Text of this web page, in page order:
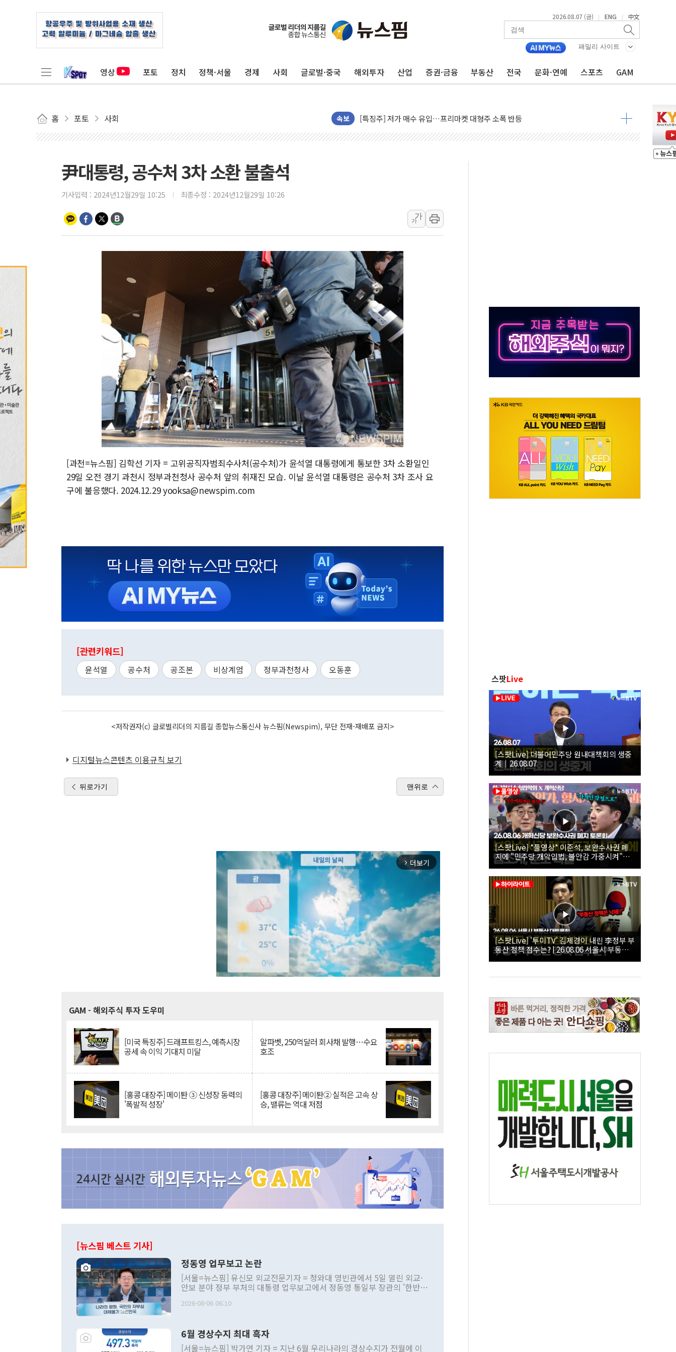
2026.08.07 (금) | ENG | 中文
패밀리 사이트
영상 포토 정치 정책·서울 경제 사회 글로벌·중국 해외투자 산업 증권·금융 부동산 전국 문화·연예 스포츠 GAM
홈 포토 사회 속보
폭염에 하루 온열질환자 208명…누적 사망자 23명·가축 83만마리 폐사
[특징주] 저가 매수 유입…프리마켓 대형주 소폭 반등
이란 협상단장, 트럼프 'TACO' 조롱 "쇼외교...더 이상 필요 없다"
네이버, AI 투자로 숨 고르기…매출 16% 늘고 영업이익은 제자리
중기부, 떡국·떡볶이떡 제조업 '생계형 적합업종' 재지정...5년 더 보호
[브라질증시] 금리 인하에도 추가 완화 불확실성에 1.2% 하락 마감
[뉴스핌 이 시각 PICK] 李, 오늘 부동산 2차 회의 外
카드사 고객 유입 창구 된 '트래블카드'…휴가철 넘어 장기 고객 묶는다
제나벨, 배우 공승연 브랜드 모델 발탁… 부산 광안서 약국 팝업스토어 운영
트럼프, 폴리실리콘·태양광에 15% 관세…한국 등엔 '합산 상한' 적용
[채권/외환] 국제유가 급등에 미 국채금리·달러 동반 상승…시장, 美 고용지표 촉각
트럼프, '원정출산 시민권 차단' 행정명령 서명…출생시민권 제한 재시동
트럼프 "이란전 조만간 끝날 것"…군수품 부족설 일축 "막대한 무기 보유"
현대리바트, 원가 개선으로 실적 방어…다음 과제는 '외형 확대'
[금/유가] 이란의 호르무즈 해협 통항 제한 검토에 유가 3% 급등…금값 보합
尹대통령, 공수처 3차 소환 불출석
기사입력 : 2024년12월29일 10:25 최종수정 : 2024년12월29일 10:26
가
가
[과천=뉴스핌] 김학선 기자 = 고위공직자범죄수사처(공수처)가 윤석열 대통령에게 통보한 3차 소환일인
29일 오전 경기 과천시 정부과천청사 공수처 앞의 취재진 모습. 이날 윤석열 대통령은 공수처 3차 조사 요
구에 불응했다. 2024.12.29 yooksa@newspim.com
[관련키워드]
윤석열 공수처 공조본 비상계엄 정부과천청사 오동훈
<저작권자(c) 글로벌리더의 지름길 종합뉴스통신사 뉴스핌(Newspim), 무단 전재-재배포 금지>
디지털뉴스콘텐츠 이용규칙 보기
뒤로가기 맨위로
arrow_forward_ios 더보기
GAM - 해외주식 투자 도우미
[미국 특징주] 드래프트킹스, 예측시장
공세 속 이익 기대치 미달
알파벳, 250억달러 회사채 발행…수요
호조
[홍콩 대장주] 메이퇀 ③ 신성장 동력의
'폭발적 성장'
[홍콩 대장주] 메이퇀② 실적은 고속 상
승, 밸류는 역대 저점
[뉴스핌 베스트 기사]
정동영 업무보고 논란
[서울=뉴스핌] 유신모 외교전문기자 = 청와대 영빈관에서 5일 열린 외교·
안보 분야 정부 부처의 대통령 업무보고에서 정동영 통일부 장관의 '한반도
발언 중에는 정부 내 조율을 거치지 않은 사안을 정책으로 추진하겠다고 공
주의적 희망에 근거한 비현실적 구상'이라는 비판을 내놨다. 그동안 정 장
관의 대북 정책 관련 발언이 물의를 빚은 적은 여러 번 있지만 대통령과 유
2026-08-06 06:10
6월 경상수지 최대 흑자
[서울=뉴스핌] 박가연 기자 = 지난 6월 우리나라의 경상수지가 전월에 이
스팟Live
[스팟Live] 더불어민주당 원내대책회의 생중
계｜26.08.07
[스팟Live] *풀영상* 이준석, 보완수사권 폐
지에 "민주당 개악입법, 불안감 가중시켜"｜
26.08.06 개혁신당 보완수사권 폐지 토론회
[스팟Live] '투미TV' 김제경이 내린 李정부 부
동산 정책 점수는? | 26.08.06 서울시 부동산
대토론회